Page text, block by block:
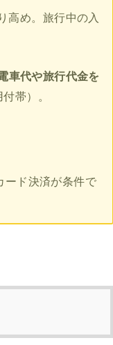
高め。旅行中の入
車代や旅行代金を
帯）。
ード決済が条件で